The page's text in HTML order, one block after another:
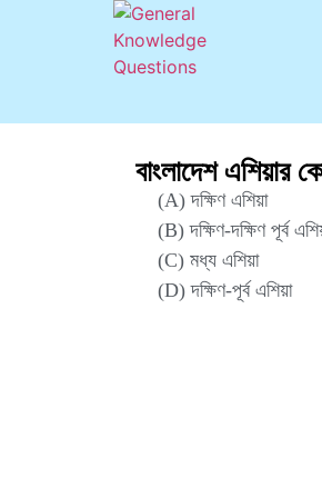
বাংলাদেশ
(A) দক্ষিণ এশিয়া
(B) দক্ষিণ-দক্ষিণ পূর্ব
(C) মধ্য এশিয়া
(D) দক্ষিণ-পূর্ব এশিয়া